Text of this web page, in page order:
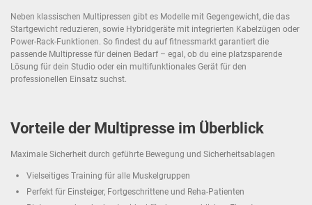
Neben klassischen Multipressen gibt es Modelle mit Gegengewicht, die das
Startgewicht reduzieren, sowie Hybridgeräte mit integrierten Kabelzügen oder
Power-Rack-Funktionen. So findest du auf fitnessmarkt garantiert die
passende Multipresse für deinen Bedarf – egal, ob du eine platzsparende
Lösung für dein Studio oder ein multifunktionales Gerät für den
professionellen Einsatz suchst.
Vorteile der Multipresse im Überblick
Maximale Sicherheit durch geführte Bewegung und Sicherheitsablagen
Vielseitiges Training für alle Muskelgruppen
Perfekt für Einsteiger, Fortgeschrittene und Reha-Patienten